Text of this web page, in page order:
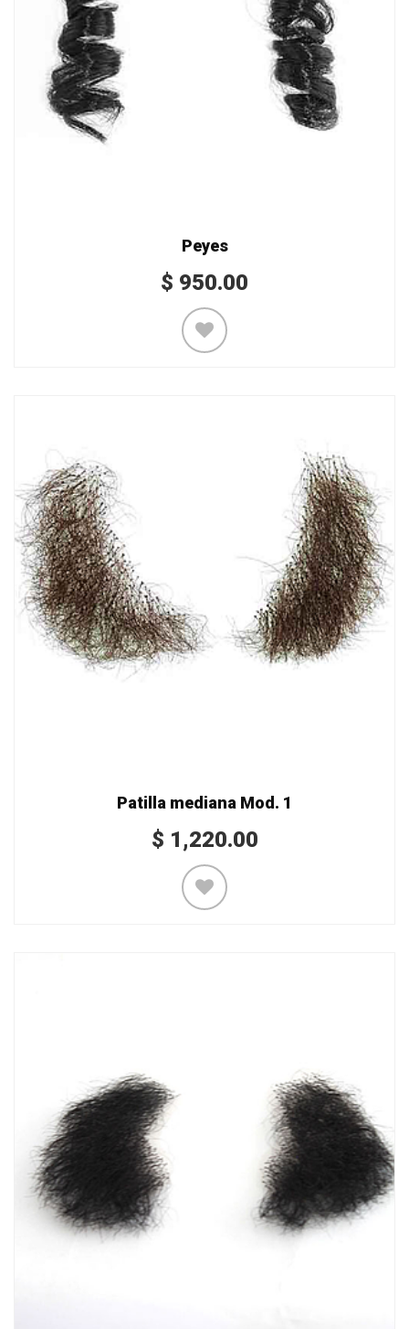
Peyes
$ 950.00
Patilla mediana Mod. 1
$ 1,220.00